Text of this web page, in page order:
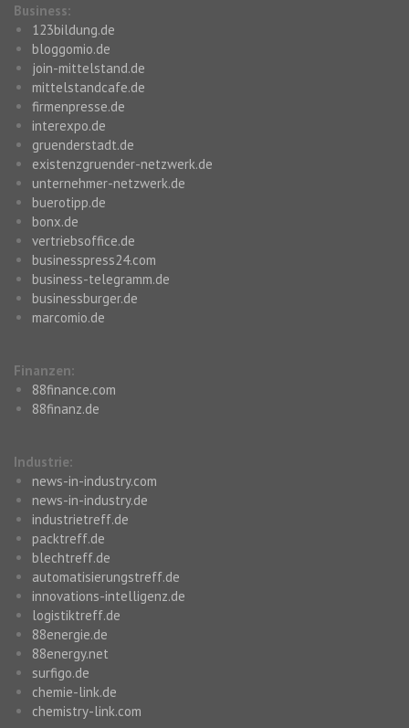
Business:
123bildung.de
bloggomio.de
join-mittelstand.de
mittelstandcafe.de
firmenpresse.de
interexpo.de
gruenderstadt.de
existenzgruender-netzwerk.de
unternehmer-netzwerk.de
buerotipp.de
bonx.de
vertriebsoffice.de
businesspress24.com
business-telegramm.de
businessburger.de
marcomio.de
Finanzen:
88finance.com
88finanz.de
Industrie:
news-in-industry.com
news-in-industry.de
industrietreff.de
packtreff.de
blechtreff.de
automatisierungstreff.de
innovations-intelligenz.de
logistiktreff.de
88energie.de
88energy.net
surfigo.de
chemie-link.de
chemistry-link.com